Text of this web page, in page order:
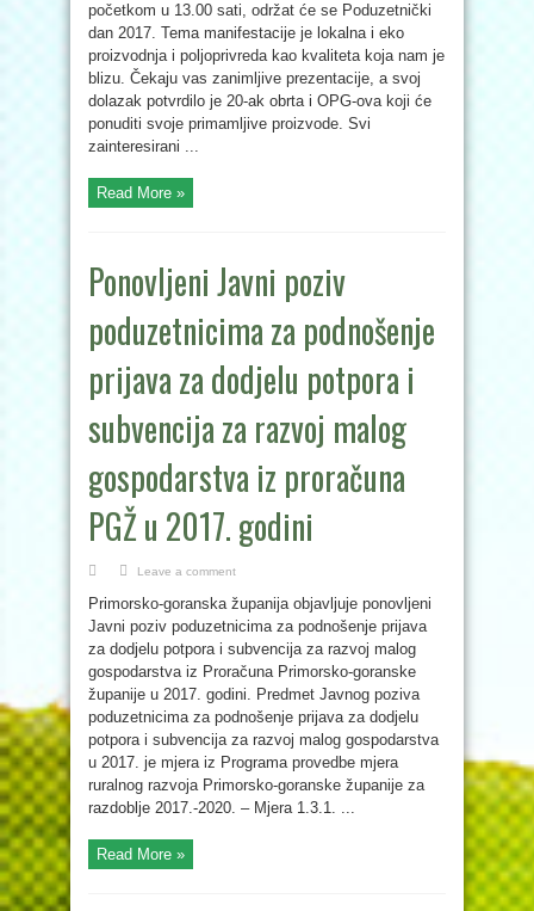
početkom u 13.00 sati, održat će se Poduzetnički
dan 2017. Tema manifestacije je lokalna i eko
proizvodnja i poljoprivreda kao kvaliteta koja nam je
blizu. Čekaju vas zanimljive prezentacije, a svoj
dolazak potvrdilo je 20-ak obrta i OPG-ova koji će
ponuditi svoje primamljive proizvode. Svi
zainteresirani ...
Read More »
Ponovljeni Javni poziv
poduzetnicima za podnošenje
prijava za dodjelu potpora i
subvencija za razvoj malog
gospodarstva iz proračuna
PGŽ u 2017. godini
Leave a comment
Primorsko-goranska županija objavljuje ponovljeni
Javni poziv poduzetnicima za podnošenje prijava
za dodjelu potpora i subvencija za razvoj malog
gospodarstva iz Proračuna Primorsko-goranske
županije u 2017. godini. Predmet Javnog poziva
poduzetnicima za podnošenje prijava za dodjelu
potpora i subvencija za razvoj malog gospodarstva
u 2017. je mjera iz Programa provedbe mjera
ruralnog razvoja Primorsko-goranske županije za
razdoblje 2017.-2020. – Mjera 1.3.1. ...
Read More »